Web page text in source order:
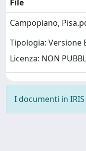
File
Campopiano,
Tipologia: Versione
Licenza: NON
I documenti in